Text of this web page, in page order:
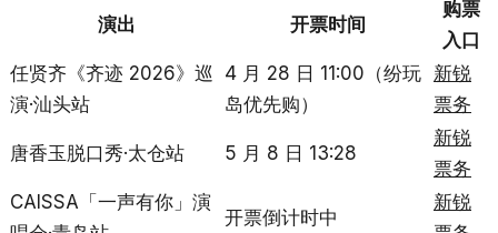
演出 开票时间
购票
入口
任贤齐《齐迹 2026》巡
演·汕头站
4 月 28 日 11:00（纷玩
岛优先购）
新锐
票务
唐香玉脱口秀·太仓站 5 月 8 日 13:28
新锐
票务
CAISSA「一声有你」演
开票倒计时中
新锐